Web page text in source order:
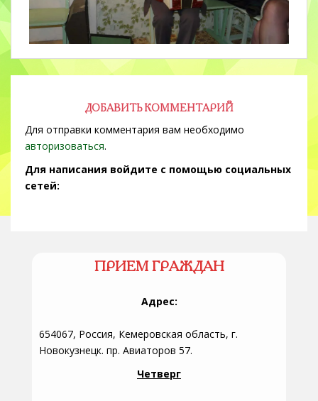
ДОБАВИТЬ КОММЕНТАРИЙ
Для отправки комментария вам необходимо
авторизоваться.
Для написания войдите с помощью социальных
сетей:
ПРИЕМ ГРАЖДАН
Адрес:
654067, Россия, Кемеровская область, г.
Новокузнецк. пр. Авиаторов 57.
Четверг